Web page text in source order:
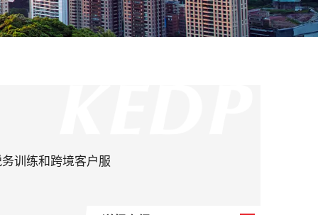
训练和跨境客户服